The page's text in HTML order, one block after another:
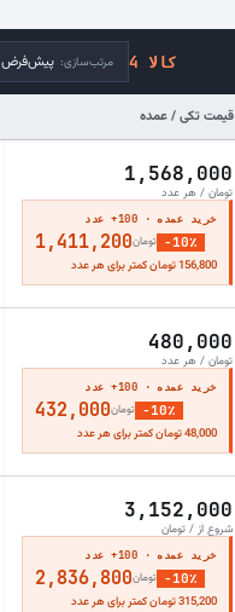
4 کالا مرتب‌سازی: پیش‌فرض
قیمت تکی / عمده
1,568,000
تومان / هر عدد
خرید عمده · 100+ عدد
1,411,200تومان −10٪
156,800 تومان کمتر برای هر عدد
480,000
تومان / هر عدد
خرید عمده · 100+ عدد
432,000تومان −10٪
48,000 تومان کمتر برای هر عدد
3,152,000
شروع از / تومان
خرید عمده · 100+ عدد
2,836,800تومان −10٪
315,200 تومان کمتر برای هر عدد